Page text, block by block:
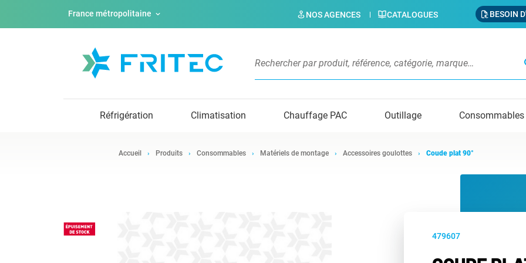
France métropolitaine NOS AGENCES CATALOGUES BESOIN
Réfrigération Climatisation Chauffage PAC Outillage Consommables
Accueil Produits Consommables Matériels de montage Accessoires goulottes Coude plat 90°
479607